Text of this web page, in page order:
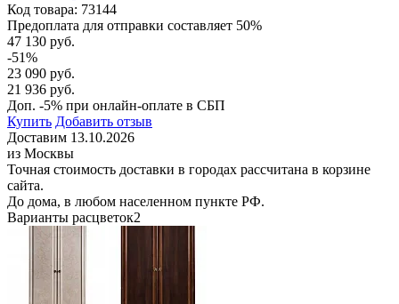
Код товара: 73144
Предоплата для отправки составляет 50%
47 130 руб.
-51%
23 090 руб.
21 936 руб.
Доп. -5% при онлайн-оплате в СБП
Купить Добавить отзыв
Доставим 13.10.2026
из Москвы
Точная стоимость доставки в городах рассчитана в корзине
сайта.
До дома, в любом населенном пункте РФ.
Варианты расцветок2